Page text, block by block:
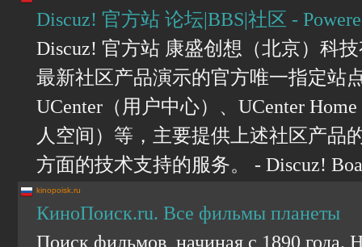
Discuz! 官方站 论坛|BBS|社区 -
Discuz! 官方站 康盛创想（北京）科
最新社区产品演示的官方唯一指定站
UCenter（用户中心）、UCenter
人空间）等，主要提供上述社区产品
方面的技术支持的服务。 - Discuz!
kinopoisk.ru
КиноПоиск.ru. Все фильмы планеты
Поиск фильмов, начиная с 1890 года.